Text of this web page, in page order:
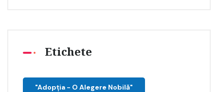
Etichete
"Adopţia - O Alegere Nobilă"